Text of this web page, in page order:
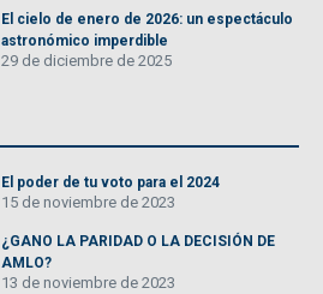
El cielo de enero de 2026: un espectáculo
astronómico imperdible
29 de diciembre de 2025
El poder de tu voto para el 2024
15 de noviembre de 2023
¿GANO LA PARIDAD O LA DECISIÓN DE
AMLO?
13 de noviembre de 2023